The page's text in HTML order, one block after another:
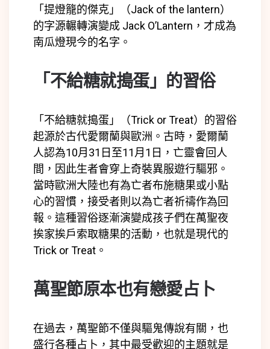
「提燈籠的傑克」（Jack of the lantern）
的字源輾轉演變成 Jack O’Lantern，才成為
南瓜燈現今的名字。
「不給糖就搗蛋」的習俗
「不給糖就搗蛋」（Trick or Treat）的習俗
起源於古代愛爾蘭與歐洲。古時，愛爾蘭
人認為10月31日至11月1日，亡靈會回人
間，因此生者會穿上奇裝異服遊行驅邪。
當時歐洲大陸也有為亡者布施糖果或小點
心的習慣，接受者則以為亡者祈禱作為回
報。這種習俗逐漸演變成孩子們在萬聖夜
挨家挨戶索取糖果的活動，也就是現代的
Trick or Treat。
萬聖節原本也有戀愛占卜
在過去，萬聖節不僅與驅鬼傳說有關，也
盛行各種占卜，其中最受歡迎的主題就是